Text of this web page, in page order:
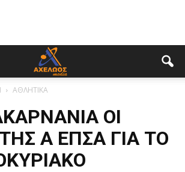
ΑΘΛΗΤΙΚΑ
ΟΙ
Α ΕΠΣΑ ΓΙΑ ΤΟ